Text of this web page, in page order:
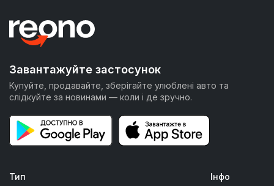
Завантажуйте застосунок
Купуйте, продавайте, зберігайте улюблені авто та
слідкуйте за новинами — коли і де зручно.
Тип Інфо